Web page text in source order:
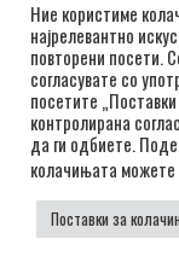
Ние користиме
најрелевантно
повторени посети.
согласувате со
посетите
контролирана
да ги одбиете.
колачињата
Поставки за